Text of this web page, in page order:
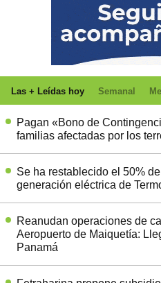
Las + Leídas hoy Semanal
Pagan «Bono de
familias afectadas por los
Se ha restablecido el 50%
generación eléctrica de
Reanudan operaciones de
Aeropuerto de Maiquetía:
Panamá